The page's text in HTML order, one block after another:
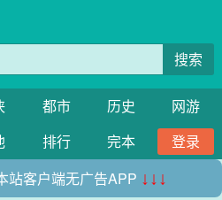
搜索
都市 历史
网游
排行 完本
登录
站客户端无广告APP ↓↓↓